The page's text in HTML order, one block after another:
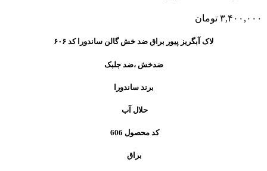
۳,۴۰۰,۰۰۰ تومان
لاک آبگریز پیور براق ضد خش گالن ساندورا کد ۶۰۶
ضدخش ،ضد جلبک
برند ساندورا
حلال آب
کد محصول 606
براق